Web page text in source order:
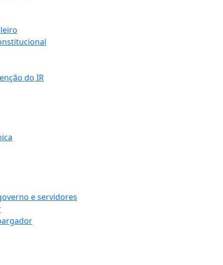
do IR
e servidores